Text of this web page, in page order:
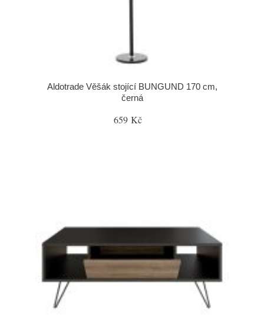
Aldotrade Věšák stojící BUNGUND 170 cm,
černá
659 Kč